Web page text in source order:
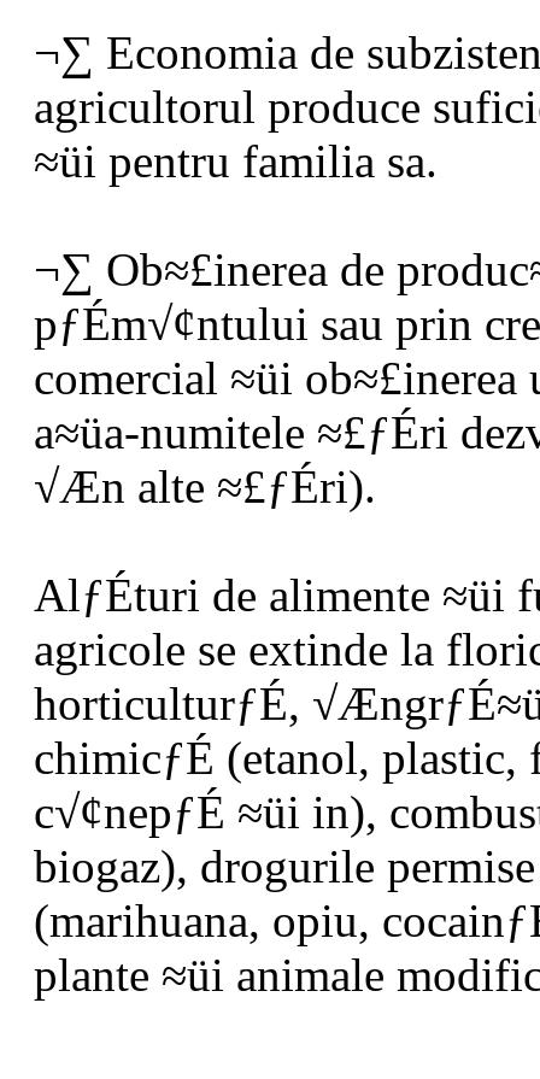
¬∑ Economia de
agricultorul produce
≈üi pentru familia sa.
¬∑ Ob≈£inerea de
pƒÉm√¢ntului sau prin
comercial ≈üi
a≈üa-numitele ≈£ƒÉri
√Æn alte ≈£ƒÉri).
AlƒÉturi de alimente ≈üi
agricole se extinde la
horticulturƒÉ,
chimicƒÉ (etanol, plastic,
c√¢nepƒÉ ≈üi in),
biogaz), drogurile
(marihuana, opiu,
plante ≈üi animale